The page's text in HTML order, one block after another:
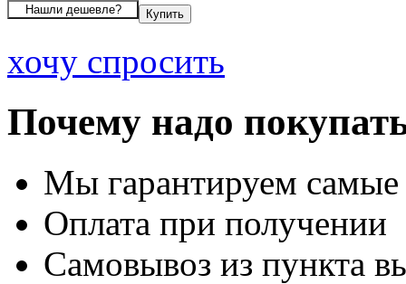
хочу спросить
Почему надо
Мы гарантируем
Оплата при получении
Самовывоз из пункта